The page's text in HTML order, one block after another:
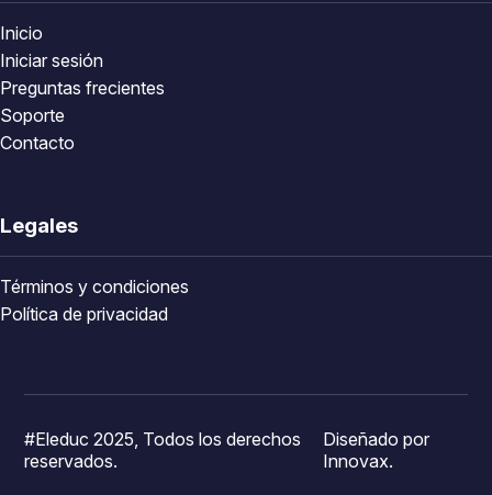
Inicio
Iniciar sesión
Preguntas frecientes
Soporte
Contacto
Legales
Términos y condiciones
Política de privacidad
#Eleduc 2025, Todos los derechos
reservados.
Diseñado por
Innovax.